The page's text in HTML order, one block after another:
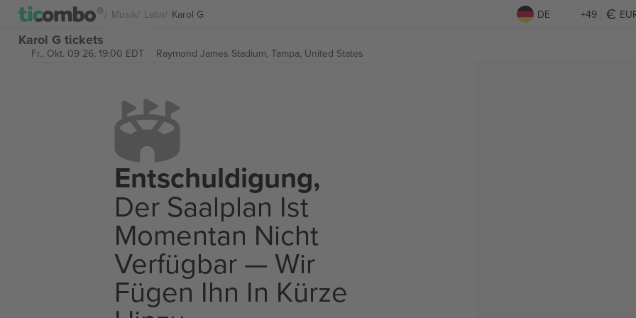
Musik Latin Karol G DE +49
Karol G tickets
Fr., Okt. 09 26, 19:00 EDT Raymond James Stadium, Tampa, United States
Entschuldigung,
Der Saalplan Ist
Momentan Nicht
Verfügbar — Wir
Fügen Ihn In Kürze